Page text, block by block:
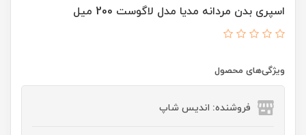
اسپری بدن مردانه مدیا مدل لاگوست 200 میل
ویژگی‌های محصول
فروشنده: اندیس شاپ